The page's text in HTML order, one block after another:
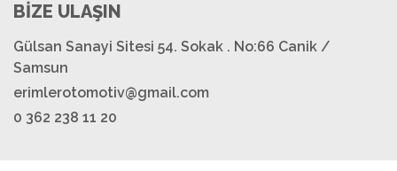
BİZE ULAŞIN
Gülsan Sanayi Sitesi 54. Sokak . No:66 Canik /
Samsun
erimlerotomotiv@gmail.com
0 362 238 11 20